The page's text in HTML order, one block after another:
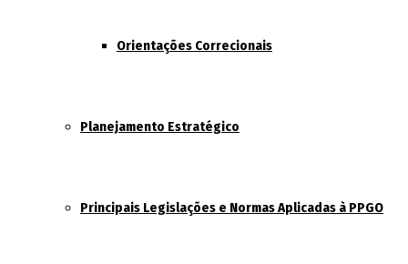
Orientações Correcionais
Planejamento Estratégico
Principais Legislações e Normas Aplicadas à PPGO